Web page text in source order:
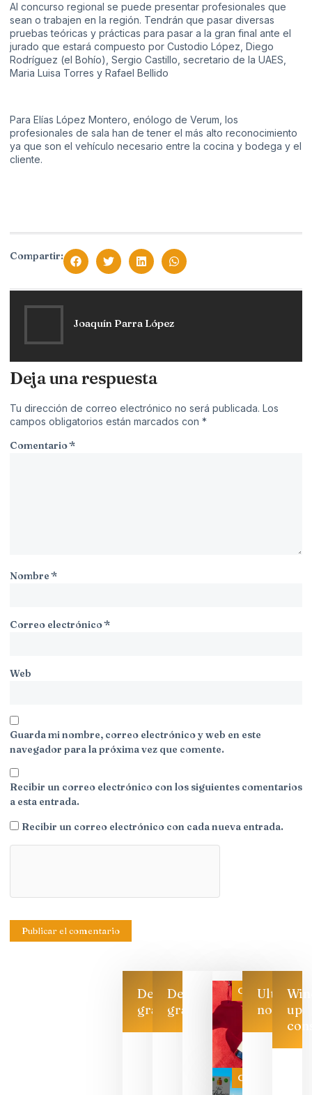
Al concurso regional se puede presentar profesionales que
sean o trabajen en la región. Tendrán que pasar diversas
pruebas teóricas y prácticas para pasar a la gran final ante el
jurado que estará compuesto por Custodio López, Diego
Rodríguez (el Bohío), Sergio Castillo, secretario de la UAES,
Maria Luisa Torres y Rafael Bellido
Para Elías López Montero, enólogo de Verum, los
profesionales de sala han de tener el más alto reconocimiento
ya que son el vehículo necesario entre la cocina y bodega y el
cliente.
Compartir:
Joaquín Parra López
Deja una respuesta
Tu dirección de correo electrónico no será publicada. Los
campos obligatorios están marcados con *
Comentario*
Nombre*
Correo electrónico*
Web
Guarda mi nombre, correo electrónico y web en este
navegador para la próxima vez que comente.
Recibir un correo electrónico con los siguientes comentarios
a esta entrada.
Recibir un correo electrónico con cada nueva entrada.
Descarga
gratis
Descarga
gratis
Categoría
Categoría
Ultimas
noticias
up